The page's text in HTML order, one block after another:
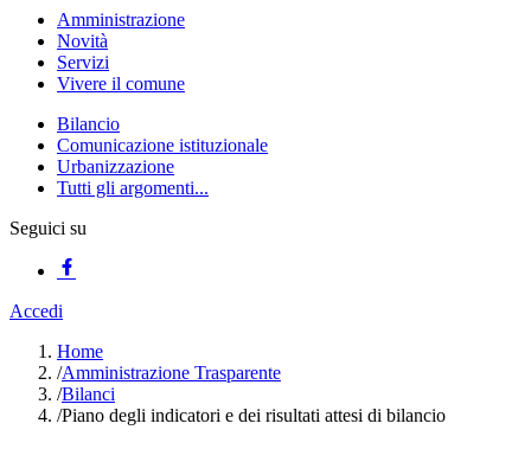
Amministrazione
Novità
Servizi
Vivere il comune
Bilancio
Comunicazione istituzionale
Urbanizzazione
Tutti gli argomenti...
Seguici su
Accedi
Home
/Amministrazione Trasparente
/Bilanci
/Piano degli indicatori e dei risultati attesi di bilancio